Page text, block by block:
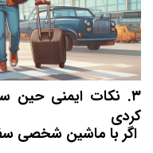
۳. نکات ایمنی حین
کردی
اگر با ماشین شخصی